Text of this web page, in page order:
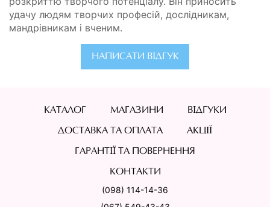
удачу людям творчих професій, дослідникам,
мандрівникам і вченим.
НАПИСАТИ ВІДГУК
КАТАЛОГ МАГАЗИНИ ВІДГУКИ
ДОСТАВКА ТА ОПЛАТА АКЦІЇ
ГАРАНТІЇ ТА ПОВЕРНЕННЯ
КОНТАКТИ
(098) 114-14-36